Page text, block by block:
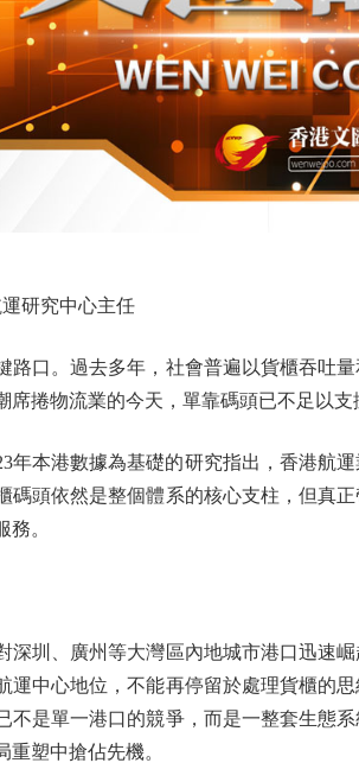
研究中心主任
口。過去多年，社會普遍以貨櫃吞吐
捲物流業的今天，單靠碼頭已不足以支
本港數據為基礎的研究指出，香港航
碼頭依然是整個體系的核心支柱，但真
。
圳、廣州等大灣區內地城市港口迅速
運中心地位，不能再停留於處理貨櫃的
不是單一港口的競爭，而是一整套生態
塑中搶佔先機。